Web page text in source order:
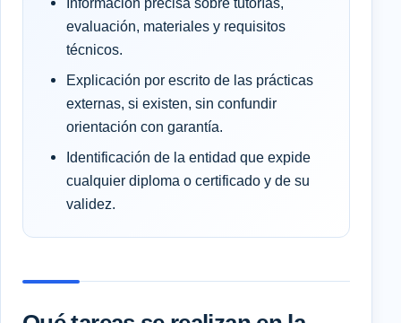
evaluación, materiales y requisitos
técnicos.
Explicación por escrito de las prácticas
externas, si existen, sin confundir
orientación con garantía.
Identificación de la entidad que expide
cualquier diploma o certificado y de su
validez.